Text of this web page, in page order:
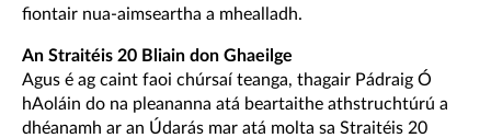
fiontair nua-aimseartha a mhealladh.
An Straitéis 20 Bliain don Ghaeilge
Agus é ag caint faoi chúrsaí teanga, thagair Pádraig Ó
hAoláin do na pleananna atá beartaithe athstruchtúrú a
dhéanamh ar an Údarás mar atá molta sa Straitéis 20